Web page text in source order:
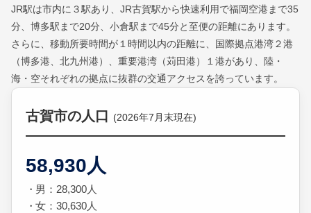
JR駅は市内に３駅あり、JR古賀駅から快速利用で福岡空港まで35
分、博多駅まで20分、小倉駅まで45分と至便の距離にあります。
さらに、移動所要時間が１時間以内の距離に、国際拠点港湾２港
（博多港、北九州港）、重要港湾（苅田港）１港があり、陸・
海・空それぞれの拠点に抜群の交通アクセスを誇っています。
古賀市の人口 (2026年7月末現在)
58,930人
男：28,300人
女：30,630人